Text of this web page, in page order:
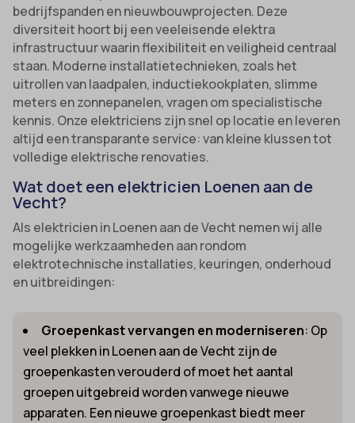
bedrijfspanden en nieuwbouwprojecten. Deze
diversiteit hoort bij een veeleisende elektra
infrastructuur waarin flexibiliteit en veiligheid centraal
staan. Moderne installatietechnieken, zoals het
uitrollen van laadpalen, inductiekookplaten, slimme
meters en zonnepanelen, vragen om specialistische
kennis. Onze elektriciens zijn snel op locatie en leveren
altijd een transparante service: van kleine klussen tot
volledige elektrische renovaties.
Wat doet een elektricien Loenen aan de
Vecht?
Als elektricien in Loenen aan de Vecht nemen wij alle
mogelijke werkzaamheden aan rondom
elektrotechnische installaties, keuringen, onderhoud
en uitbreidingen:
Groepenkast vervangen en moderniseren: Op
veel plekken in Loenen aan de Vecht zijn de
groepenkasten verouderd of moet het aantal
groepen uitgebreid worden vanwege nieuwe
apparaten. Een nieuwe groepenkast biedt meer